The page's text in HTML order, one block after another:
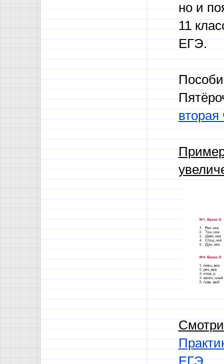
но и
11
ЕГЭ.
вторая
ЕГЭ